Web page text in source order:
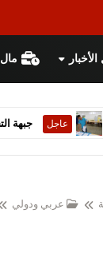
عاجل ستارمر
عربي ودولي